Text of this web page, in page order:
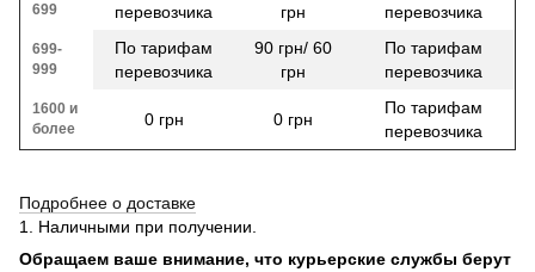
699
перевозчика
грн
перевозчика
699-
999
По тарифам
перевозчика
90 грн/ 60
грн
По тарифам
перевозчика
1600 и
более
0 грн 0 грн
По тарифам
перевозчика
Подробнее о доставке
1. Наличными при получении.
Обращаем ваше внимание, что курьерские службы берут